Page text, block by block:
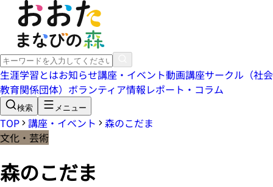
生涯学習とはお知らせ講座・イベント動画講座サークル（社会
教育関係団体） ボランティア情報レポート・コラム
検索 メニュー
TOP 講座・イベント
森のこだま
文化・芸術
森のこだま